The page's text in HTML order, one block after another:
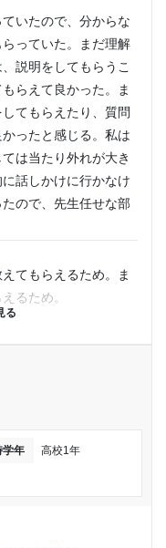
の勉強内容の面で
もらえた。
象だったと思いま
ミュニケーション等)
た、宿題が多すぎる
怒られていくのが嫌
る
いたので、分からな
っていた。まだ理解
説明をしてもらうこ
らえて良かった。ま
てもらえたり、質問
ったと感じる。私は
は当たり外れが大き
話しかけに行かなけ
ので、先生任せな部
てもらえるため。ま
るため。
学校低学年は授業時
料金はとても高い。
段が違うくらいであ
学年
高校1年